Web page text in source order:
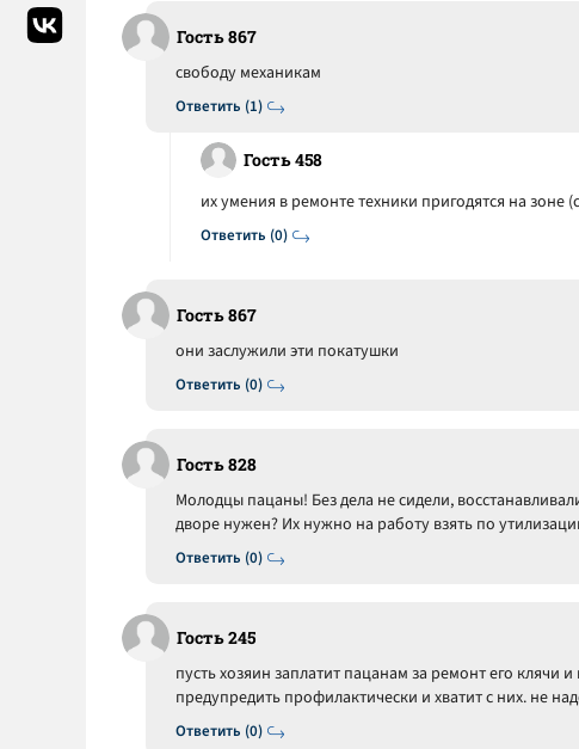
Гость 867
Ответить (1)
свободу механикам
Гость 458
Ответить (0)
их умения в ремонте техники пригодятся на зоне
Гость 867
Ответить (0)
они заслужили эти покатушки
Гость 828
Ответить (0)
Молодцы пацаны! Без дела не сидели,
дворе нужен? Их нужно на работу взять по
Гость 245
Ответить (0)
пусть хозяин заплатит пацанам за ремонт его клячи
предупредить профилактически и хватит с них. не